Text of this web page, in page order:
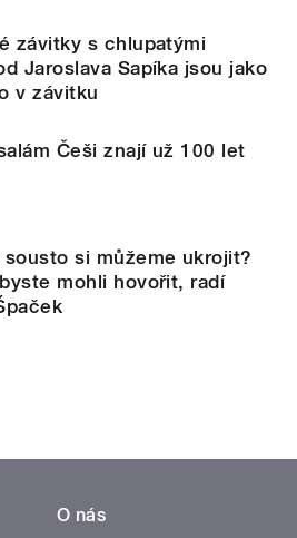
závitky s chlupatými
Jaroslava Sapíka jsou jako
v závitku
Češi znají už 100 let
sousto si můžeme ukrojit?
mohli hovořit, radí
O nás